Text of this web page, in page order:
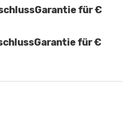
für €
für €